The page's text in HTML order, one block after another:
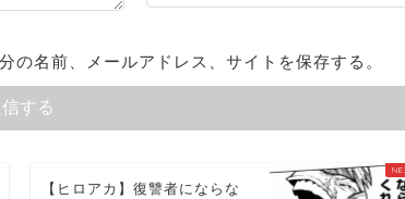
の名前、メールアドレス、サイトを保存する。
【ヒロアカ】復讐者にならな